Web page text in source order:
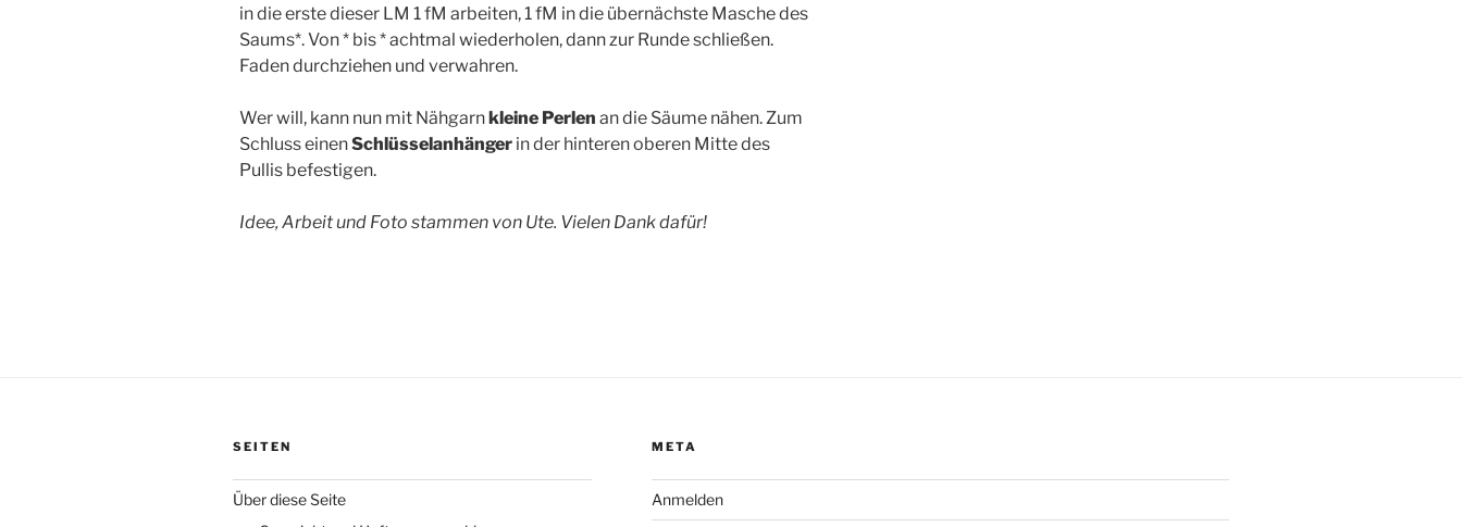
in die erste dieser LM 1 fM arbeiten, 1 fM in die übernächste Masche des
Saums*. Von * bis * achtmal wiederholen, dann zur Runde schließen.
Faden durchziehen und verwahren.
Wer will, kann nun mit Nähgarnkleine Perlen an die Säume nähen. Zum
Schluss einenSchlüsselanhänger in der hinteren oberen Mitte des
Pullis befestigen.
Idee, Arbeit und Foto stammen von Ute. Vielen Dank dafür!
SEITEN
Über diese Seite
META
Anmelden